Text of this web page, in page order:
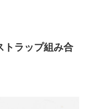
トラップ組み合